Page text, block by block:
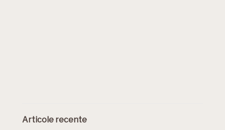
Articole recente